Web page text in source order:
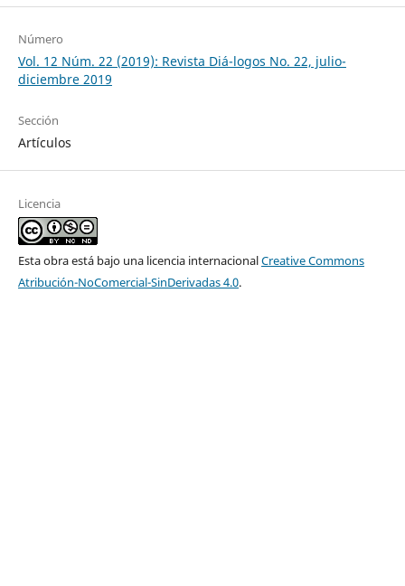
Número
Vol. 12 Núm. 22 (2019): Revista Diá-logos No. 22, julio-
diciembre 2019
Sección
Artículos
Licencia
Esta obra está bajo una licencia internacionalCreative Commons
Atribución-NoComercial-SinDerivadas 4.0.